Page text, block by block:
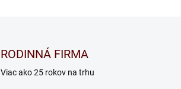
RODINNÁ FIRMA
Viac ako 25 rokov na trhu